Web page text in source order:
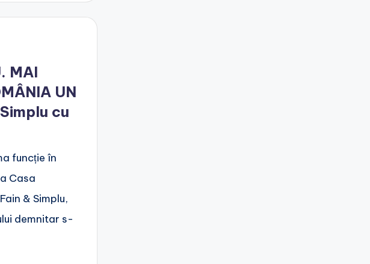
MAI
UN
cu
funcție în
Casa
& Simplu,
demnitar s-